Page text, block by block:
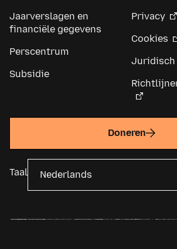
Jaarverslagen en
financiële gegevens
Perscentrum
Subsidie
Privacy
Cookies
Juridisch
Doneren
Taal